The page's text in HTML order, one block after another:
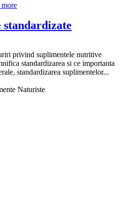
more
standardizate
privind suplimentele nutritive
standardizarea si ce importanta
standardizarea suplimentelor...